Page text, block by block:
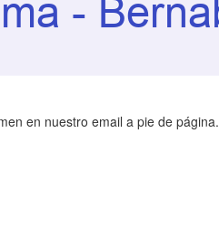
en nuestro email a pie de página.